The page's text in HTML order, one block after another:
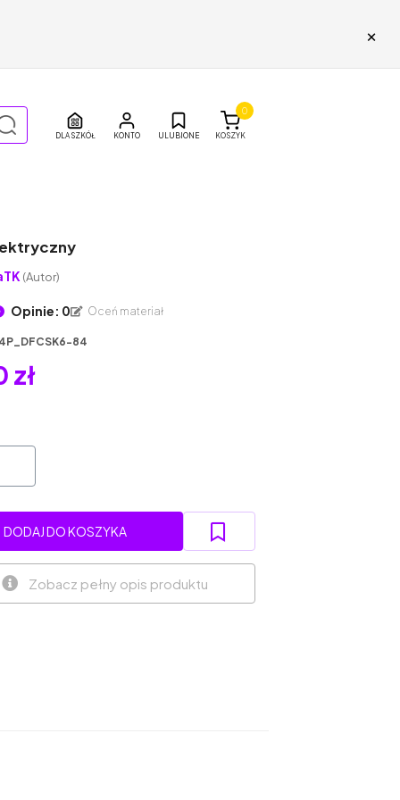
×
DLA SZKÓŁ ULUBIONE KOSZYK
0
(Autor)
Opinie: 0 Oceń materiał
84
zł
DODAJ DO KOSZYKA
Zobacz pełny opis produktu